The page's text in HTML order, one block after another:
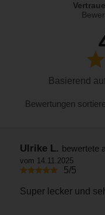
Basierend
Bewertungen
Ulrike L. bewertete
vom 14.11.2025
5/5
Super lecker und